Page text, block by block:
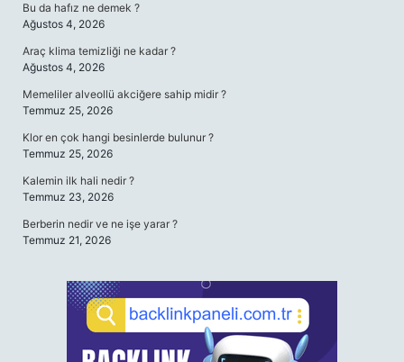
Bu da hafız ne demek ?
Ağustos 4, 2026
Araç klima temizliği ne kadar ?
Ağustos 4, 2026
Memeliler alveollü akciğere sahip midir ?
Temmuz 25, 2026
Klor en çok hangi besinlerde bulunur ?
Temmuz 25, 2026
Kalemin ilk hali nedir ?
Temmuz 23, 2026
Berberin nedir ve ne işe yarar ?
Temmuz 21, 2026